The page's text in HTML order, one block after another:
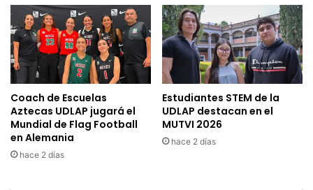
Coach de Escuelas
Aztecas UDLAP jugará el
Mundial de Flag Football
en Alemania
hace 2 días
Estudiantes STEM de la
UDLAP destacan en el
MUTVI 2026
hace 2 días